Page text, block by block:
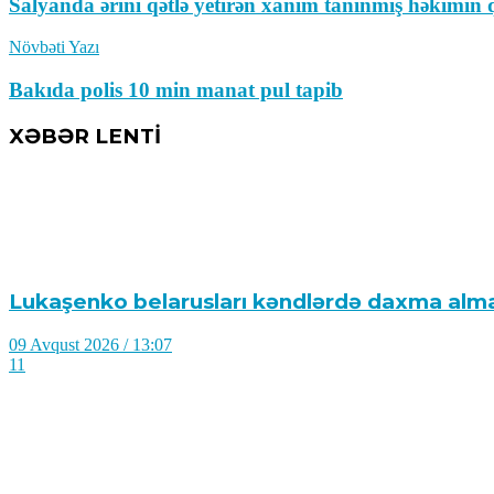
Növbəti Yazı
Bakıda polis 10 min manat pul tapib
XƏBƏR LENTİ
Lukaşenko belarusları kəndlərdə daxma
09 Avqust 2026 / 13:07
11